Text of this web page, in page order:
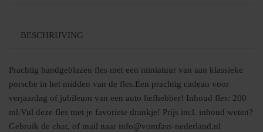
BESCHRIJVING
Prachtig handgeblazen fles met een miniatuur van aan klassieke
porsche in het midden van de fles.Een prachtig cadeau voor
verjaardag of jubileum van een auto liefhebber! Inhoud fles: 200
ml.Vul deze fles met je favoriete drankje! Prijs incl. inhoud weten?
Gebruik de chat, of mail naar info@vomfass-nederland.nl